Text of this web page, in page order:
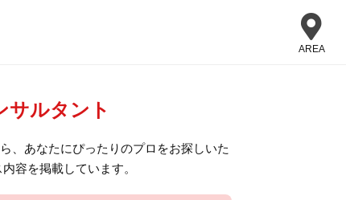
AREA
サルタント
、あなたにぴったりのプロをお探しいた
容を掲載しています。